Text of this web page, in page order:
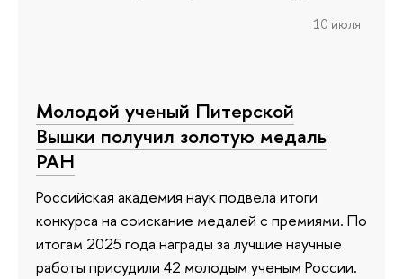
10 июля
Молодой ученый Питерской
Вышки получил золотую медаль
РАН
Российская академия наук подвела итоги
конкурса на соискание медалей с премиями. По
итогам 2025 года награды за лучшие научные
работы присудили 42 молодым ученым России.